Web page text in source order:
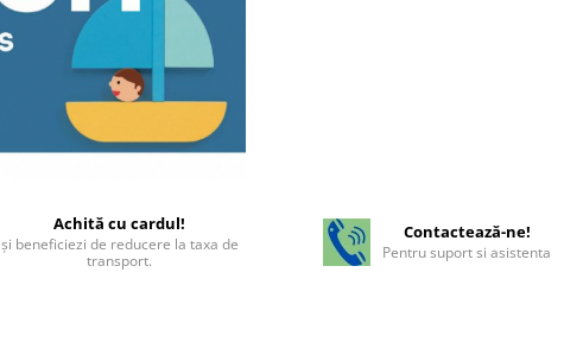
Achită cu cardul!
şi beneficiezi de reducere la taxa de
transport.
Contactează-ne!
Pentru suport si asistenta